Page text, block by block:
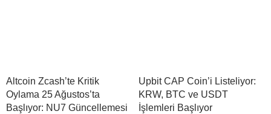
Altcoin Zcash’te Kritik
Oylama 25 Ağustos’ta
Başlıyor: NU7 Güncellemesi
Upbit CAP Coin’i Listeliyor:
KRW, BTC ve USDT
İşlemleri Başlıyor